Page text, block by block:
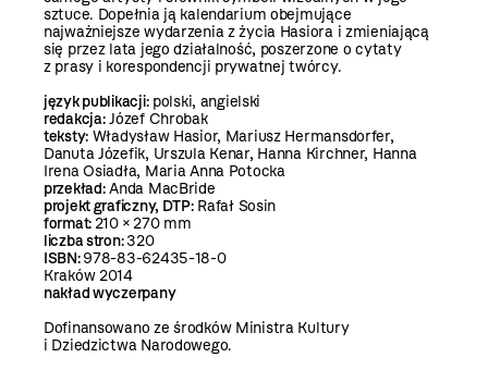
sztuce. Dopełnia ją kalendarium obejmujące
najważniejsze wydarzenia z życia Hasiora i zmieniającą
się przez lata jego działalność, poszerzone o cytaty
z prasy i korespondencji prywatnej twórcy.
język publikacji:polski, angielski
redakcja:Józef Chrobak
teksty: Władysław Hasior, Mariusz Hermansdorfer,
Danuta Józefik, Urszula Kenar, Hanna Kirchner, Hanna
Irena Osiadła, Maria Anna Potocka
przekład:Anda MacBride
projekt graficzny, DTP:Rafał Sosin
format: 210 × 270 mm
liczba stron:320
ISBN:978-83-62435-18-0
Kraków 2014
nakład wyczerpany
Dofinansowano ze środków Ministra Kultury
i Dziedzictwa Narodowego.